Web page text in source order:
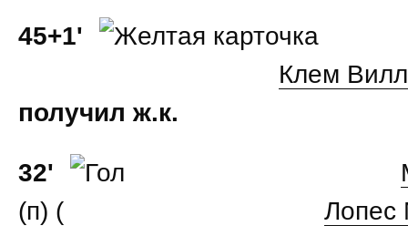
45+1'
Клем
получил ж.к.
32'
(п) (
Лопес